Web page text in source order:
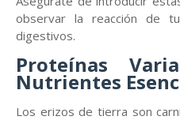
observar la reacción de
digestivos.
Proteínas
Nutrientes
Los erizos de tierra son